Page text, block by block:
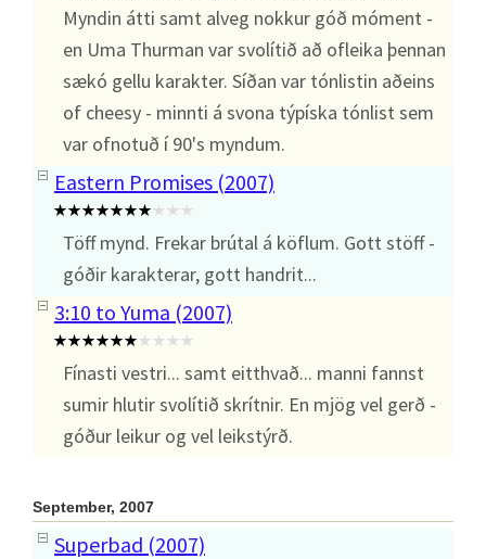
Myndin átti samt alveg nokkur góð móment -
en Uma Thurman var svolítið að ofleika þennan
sækó gellu karakter. Síðan var tónlistin aðeins
of cheesy - minnti á svona týpíska tónlist sem
var ofnotuð í 90's myndum.
Eastern Promises (2007)
Töff mynd. Frekar brútal á köflum. Gott stöff -
góðir karakterar, gott handrit...
3:10 to Yuma (2007)
Fínasti vestri... samt eitthvað... manni fannst
sumir hlutir svolítið skrítnir. En mjög vel gerð -
góður leikur og vel leikstýrð.
September, 2007
Superbad (2007)